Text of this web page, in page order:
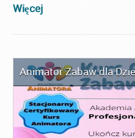
Więcej
Animator Zabaw dla